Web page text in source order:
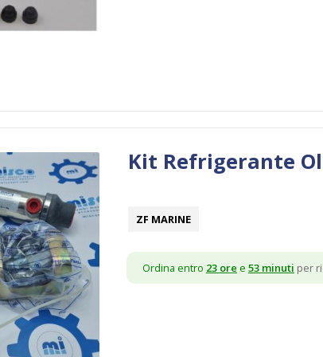
ZF MARINE
Kit Refrigerante
Ordina entro 23 ore e 53 minuti per